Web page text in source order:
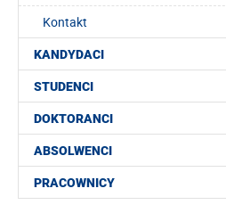
Kontakt
KANDYDACI
STUDENCI
DOKTORANCI
ABSOLWENCI
PRACOWNICY